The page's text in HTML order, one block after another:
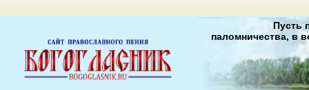
Пусть
паломничества, в